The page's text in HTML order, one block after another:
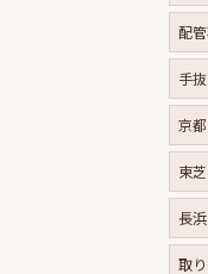
配
手
京
東芝
長
取